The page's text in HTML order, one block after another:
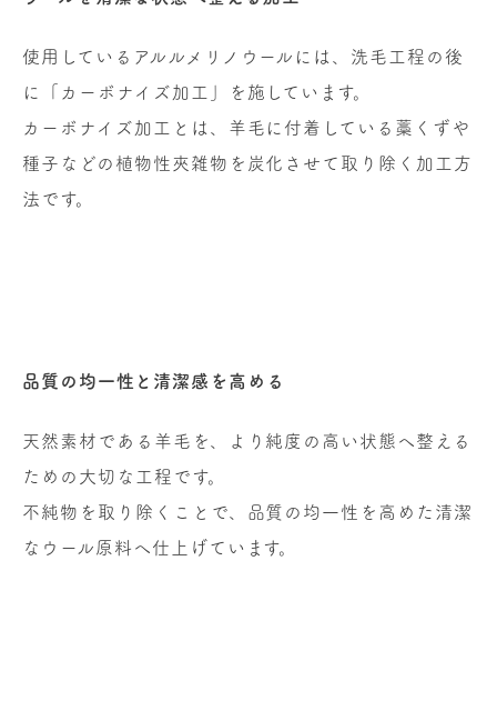
使用しているアルルメリノウールには、洗毛工程の後
に「カーボナイズ加工」を施しています。
カーボナイズ加工とは、羊毛に付着している藁くずや
種子などの植物性夾雑物を炭化させて取り除く加工方
法です。
品質の均一性と清潔感を高める
天然素材である羊毛を、より純度の高い状態へ整える
ための大切な工程です。
不純物を取り除くことで、品質の均一性を高めた清潔
なウール原料へ仕上げています。